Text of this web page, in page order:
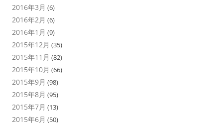
2016年3月 (6)
2016年2月 (6)
2016年1月 (9)
2015年12月 (35)
2015年11月 (82)
2015年10月 (66)
2015年9月 (98)
2015年8月 (95)
2015年7月 (13)
2015年6月 (50)